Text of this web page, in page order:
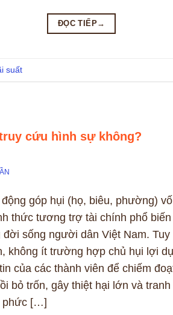
ĐỌC TIẾP→
suất
cứu hình sự không?
động góp hụi (họ, biêu, phường)
thức tương trợ tài chính phổ biến
đời sống người dân Việt Nam. Tuy
không ít trường hợp chủ hụi lợi
của các thành viên để chiếm
bỏ trốn, gây thiệt hại lớn và tranh
phức […]